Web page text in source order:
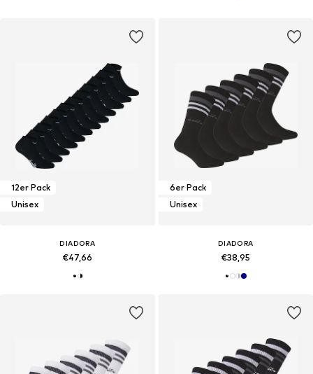
12er Pack
Unisex
DIADORA
€47,66
6er Pack
Unisex
DIADORA
€38,95